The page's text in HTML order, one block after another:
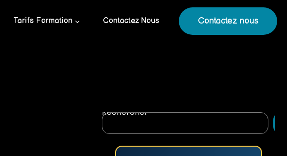
Tarifs Formation Contactez Nous Contactez nous
Rechercher